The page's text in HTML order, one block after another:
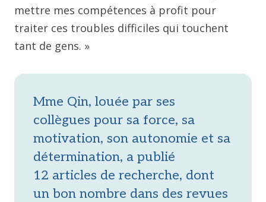
mettre mes compétences à profit pour
traiter ces troubles difficiles qui touchent
tant de gens. »
Mme Qin, louée par ses
collègues pour sa force, sa
motivation, son autonomie et sa
détermination, a publié
12 articles de recherche, dont
un bon nombre dans des revues